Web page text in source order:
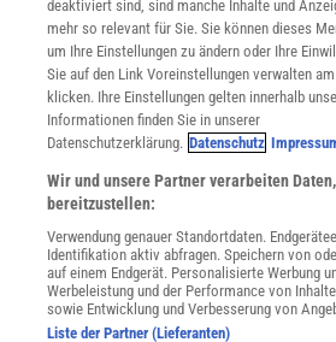
Zugänglichkeitserklärung
WEBSEITEN
KielSCN
Wissenschaft in die Schulen
SciLogs
Uns finden Sie auch hier:
deaktiviert sind, sind manche Inhalte und
mehr so relevant für Sie. Sie können dieses
um Ihre Einstellungen zu ändern oder Ihre
Sie auf den Link Voreinstellungen verwalten
klicken. Ihre Einstellungen gelten innerhalb
Informationen finden Sie in unserer
Datenschutzerklärung. Datenschutz
Wir und unsere Partner verarbeiten
bereitzustellen:
Verwendung genauer Standortdaten.
Identifikation aktiv abfragen. Speichern von
auf einem Endgerät. Personalisierte Werbung
Werbeleistung und der Performance von
sowie Entwicklung und Verbesserung von
Liste der Partner (Lieferanten)